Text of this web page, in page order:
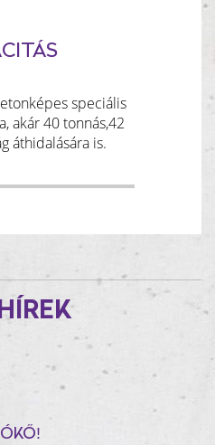
speciális
akár 40 tonnás,42
áthidalására is.